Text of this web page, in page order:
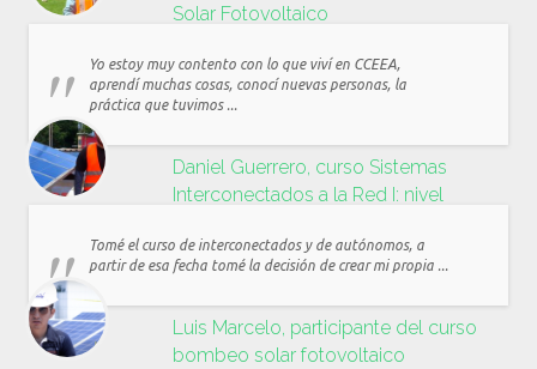
Solar Fotovoltaico
Yo estoy muy contento con lo que viví en CCEEA,
aprendí muchas cosas, conocí nuevas personas, la
práctica que tuvimos ...
Daniel Guerrero, curso Sistemas
Interconectados a la Red I: nivel
Tomé el curso de interconectados y de autónomos, a
partir de esa fecha tomé la decisión de crear mi propia ...
Luis Marcelo, participante del curso
bombeo solar fotovoltaico